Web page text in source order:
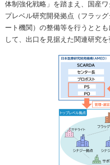
体制強化戦略」を踏まえ、国産
プレベル研究開発拠点（フラッ
ート機関）の整備等を行うとと
して、出口を見据えた関連研究を